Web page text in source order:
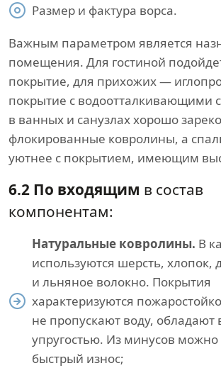
Размер и фактура ворса.
Важным параметром является
помещения. Для гостиной
покрытие, для прихожих —
покрытие с водоотталкивающими
в ванных и санузлах хорошо
флокированные ковролины, а
уютнее с покрытием, имеющим
6.2 По входящим в состав
компонентам:
Натуральные ковролины. В
используются шерсть, хлопок,
и льняное волокно. Покрытия
характеризуются
не пропускают воду, обладают
упругостью. Из минусов можно
быстрый износ;